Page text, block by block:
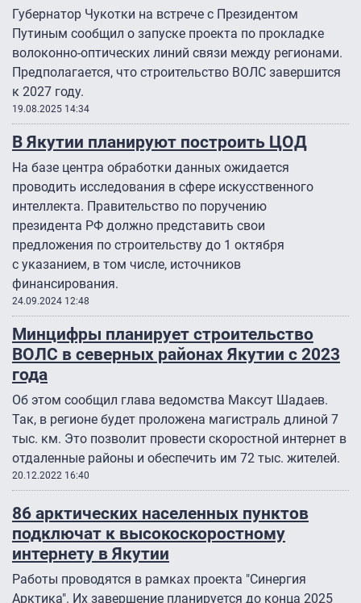
Губернатор Чукотки на встрече с Президентом
Путиным сообщил о запуске проекта по прокладке
волоконно-оптических линий связи между регионами.
Предполагается, что строительство ВОЛС завершится
к 2027 году.
19.08.2025 14:34
В Якутии планируют построить ЦОД
На базе центра обработки данных ожидается
проводить исследования в сфере искусственного
интеллекта. Правительство по поручению
президента РФ должно представить свои
предложения по строительству до 1 октября
с указанием, в том числе, источников
финансирования.
24.09.2024 12:48
Минцифры планирует строительство
ВОЛС в северных районах Якутии с 2023
года
Об этом сообщил глава ведомства Максут Шадаев.
Так, в регионе будет проложена магистраль длиной 7
тыс. км. Это позволит провести скоростной интернет в
отдаленные районы и обеспечить им 72 тыс. жителей.
20.12.2022 16:40
86 арктических населенных пунктов
подключат к высокоскоростному
интернету в Якутии
Работы проводятся в рамках проекта "Синергия
Арктика". Их завершение планируется до конца 2025